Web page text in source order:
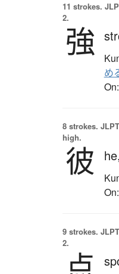
11 strokes.
2.
強
め
On:
8 strokes.
high.
彼 he,
On:
9 strokes.
2.